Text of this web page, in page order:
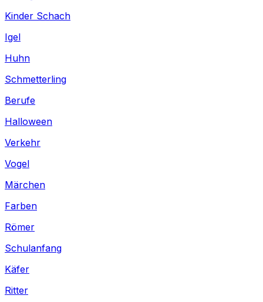
Kinder Schach
Igel
Huhn
Schmetterling
Berufe
Halloween
Verkehr
Vogel
Märchen
Farben
Römer
Schulanfang
Käfer
Ritter